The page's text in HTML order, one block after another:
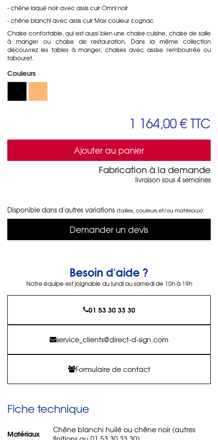
- chêne laqué noir avec assis cuir Omni noir
- chêne blanchi avec assis cuir Max couleur cognac
Chaise confortable, qui est aussi bien une chaise cuisine, chaise de salle
à manger ou chaise de restauration. Dans la même collection
découvrez les tables à manger, chaises avec assise rembourrée ou
tabouret.
Couleurs
1 164,00 €TTC
Ajouter au panier
Fabrication à la demande
livraison sous 4 semaines
Disponible dans d'autres variations (tailles, couleurs et/ou matériaux)
Demander un devis
Besoin d'aide ?
Notre équipe est joignable du lundi au samedi de 10h à 19h
01 53 30 33 30
service_clients@direct-d-sign.com
Formulaire de contact
Fiche technique
Matériaux
Chêne blanchi huilé ou chêne noir (autres